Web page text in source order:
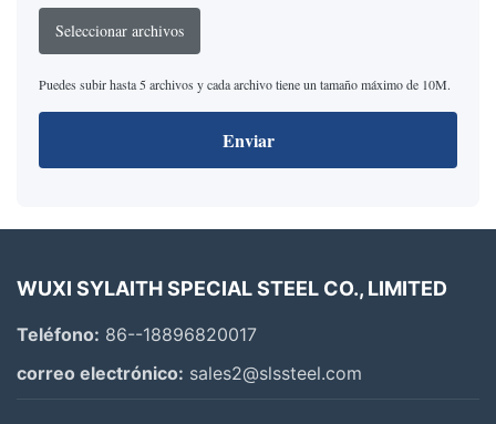
Seleccionar archivos
Puedes subir hasta 5 archivos y cada archivo tiene un tamaño máximo de 10M.
Enviar
WUXI SYLAITH SPECIAL STEEL CO., LIMITED
Teléfono: 86--18896820017
correo electrónico: sales2@slssteel.com